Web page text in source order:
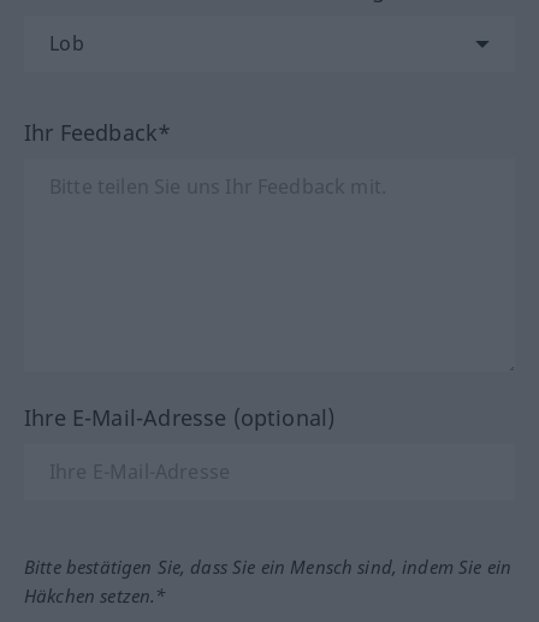
Ihr Feedback*
Ihre E-Mail-Adresse (optional)
Bitte bestätigen Sie, dass Sie ein Mensch sind, indem Sie ein
Häkchen setzen.*